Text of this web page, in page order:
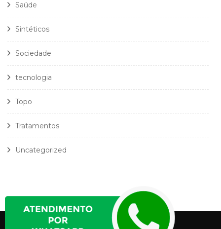
Saúde
Sintéticos
Sociedade
tecnologia
Topo
Tratamentos
Uncategorized
Política Privacidade